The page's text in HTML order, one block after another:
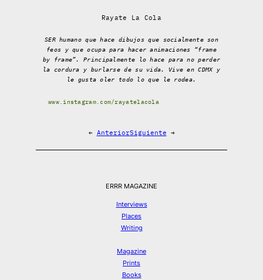
Rayate La Cola
SER humano que hace dibujos que socialmente son
feos y que ocupa para hacer animaciones “frame
by frame”. Principalmente lo hace para no perder
la cordura y burlarse de su vida. Vive en CDMX y
le gusta oler todo lo que le rodea.
www.instagram.com/rayatelacola
← AnteriorSiguiente →
ERRR MAGAZINE
Interviews
Places
Writing
Magazine
Prints
Books